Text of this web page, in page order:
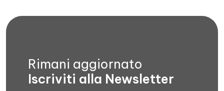
Rimani aggiornato
Iscriviti alla Newsletter